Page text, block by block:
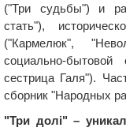
("Три судьбы") и
стать"),
("Кармелюк",
социально-
сестрица Галя").
сборник "Народных
"Три долі" –